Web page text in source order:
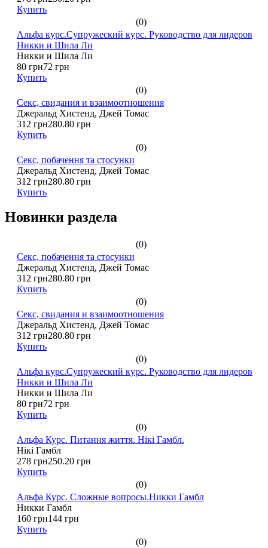
Купить
(0)
Альфа курс.Супружеский курс. Руководство для лидеров
Никки и Шила Ли
Никки и Шила Ли
80 грн72 грн
Купить
(0)
Секс, свидания и взаимоотношения
Джеральд Хистенд, Джей Томас
312 грн280.80 грн
Купить
(0)
Секс, побачення та стосунки
Джеральд Хистенд, Джей Томас
312 грн280.80 грн
Купить
Новинки раздела
(0)
Секс, побачення та стосунки
Джеральд Хистенд, Джей Томас
312 грн280.80 грн
Купить
(0)
Секс, свидания и взаимоотношения
Джеральд Хистенд, Джей Томас
312 грн280.80 грн
Купить
(0)
Альфа курс.Супружеский курс. Руководство для лидеров
Никки и Шила Ли
Никки и Шила Ли
80 грн72 грн
Купить
(0)
Альфа Курс. Питання життя. Нікі Гамбл.
Нікі Гамбл
278 грн250.20 грн
Купить
(0)
Альфа Курс. Сложные вопросы.Никки Гамбл
Никки Гамбл
160 грн144 грн
Купить
(0)